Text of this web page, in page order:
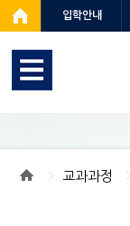
입학안내
교과과정